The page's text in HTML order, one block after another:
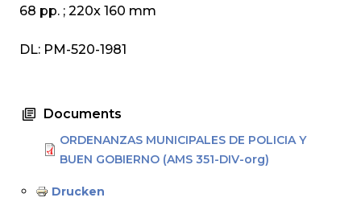
68 pp. ; 220x 160 mm
DL: PM-520-1981
Documents
ORDENANZAS MUNICIPALES DE POLICIA Y
BUEN GOBIERNO (AMS 351-DIV-org)
Drucken